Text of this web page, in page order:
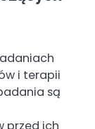
i terapii
są
przed ich